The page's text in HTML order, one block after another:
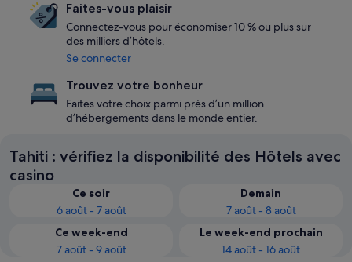
Faites-vous plaisir
Connectez-vous pour économiser 10 % ou plus sur
des milliers d’hôtels.
Se connecter
Trouvez votre bonheur
Faites votre choix parmi près d’un million
d’hébergements dans le monde entier.
Tahiti : vérifiez la disponibilité des Hôtels avec
casino
Ce soir
6 août - 7 août
Demain
7 août - 8 août
Ce week-end
7 août - 9 août
Le week-end prochain
14 août - 16 août